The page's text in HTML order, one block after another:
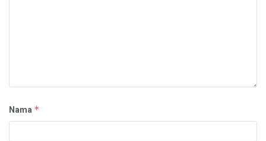
Nama *